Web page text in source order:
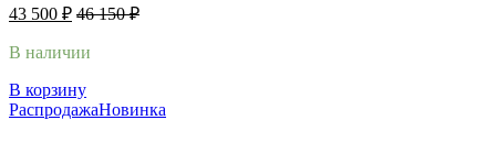
43 500 ₽ 46 150₽
В наличии
В корзину
РаспродажаНовинка